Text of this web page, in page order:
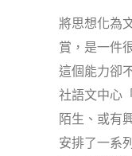
將思想化為
賞，是一件
這個能力卻
社語文中心
陌生、或有
安排了一系